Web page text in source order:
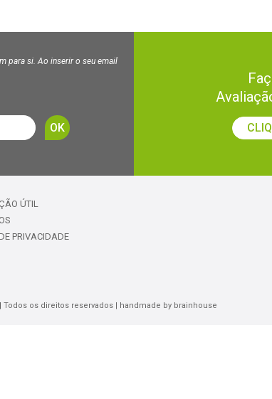
para si. Ao inserir o seu email
ÚTIL
PRIVACIDADE
Todos os direitos reservados | handmade by brainhouse